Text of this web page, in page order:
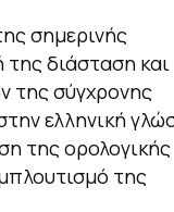
σημερινής
διάσταση και
της σύγχρονης
ελληνική
της ορολογικής
της